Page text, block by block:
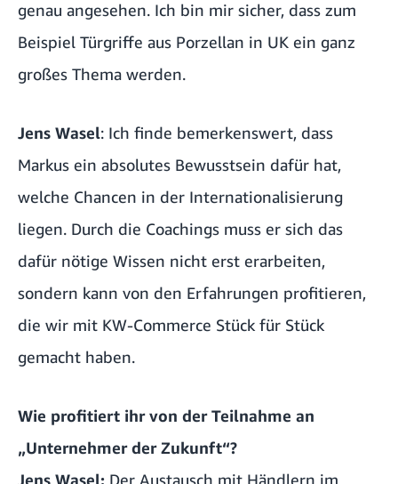
genau angesehen. Ich bin mir sicher, dass zum
Beispiel Türgriffe aus Porzellan in UK ein ganz
großes Thema werden.
Jens Wasel: Ich finde bemerkenswert, dass
Markus ein absolutes Bewusstsein dafür hat,
welche Chancen in der Internationalisierung
liegen. Durch die Coachings muss er sich das
dafür nötige Wissen nicht erst erarbeiten,
sondern kann von den Erfahrungen profitieren,
die wir mit KW-Commerce Stück für Stück
gemacht haben.
Wie profitiert ihr von der Teilnahme an
„Unternehmer der Zukunft“?
Jens Wasel: Der Austausch mit Händlern im